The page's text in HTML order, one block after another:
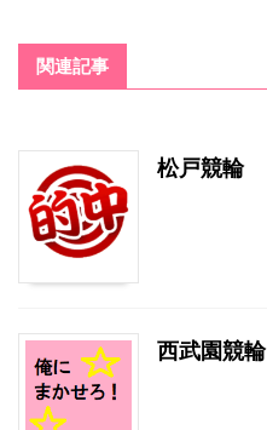
関連記事
松戸競輪
西武園競輪